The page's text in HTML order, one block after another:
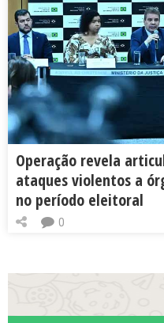
Operação revela
ataques violentos a
no período eleitoral
0